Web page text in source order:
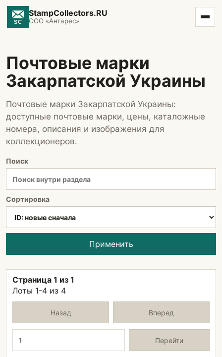
StampCollectors.RU
ООО «Антарес»
Почтовые марки
Закарпатской Украины
Почтовые марки Закарпатской Украины:
доступные почтовые марки, цены, каталожные
номера, описания и изображения для
коллекционеров.
Поиск
Сортировка
Применить
Страница 1 из 1
Лоты 1-4 из 4
Назад Вперед
Перейти